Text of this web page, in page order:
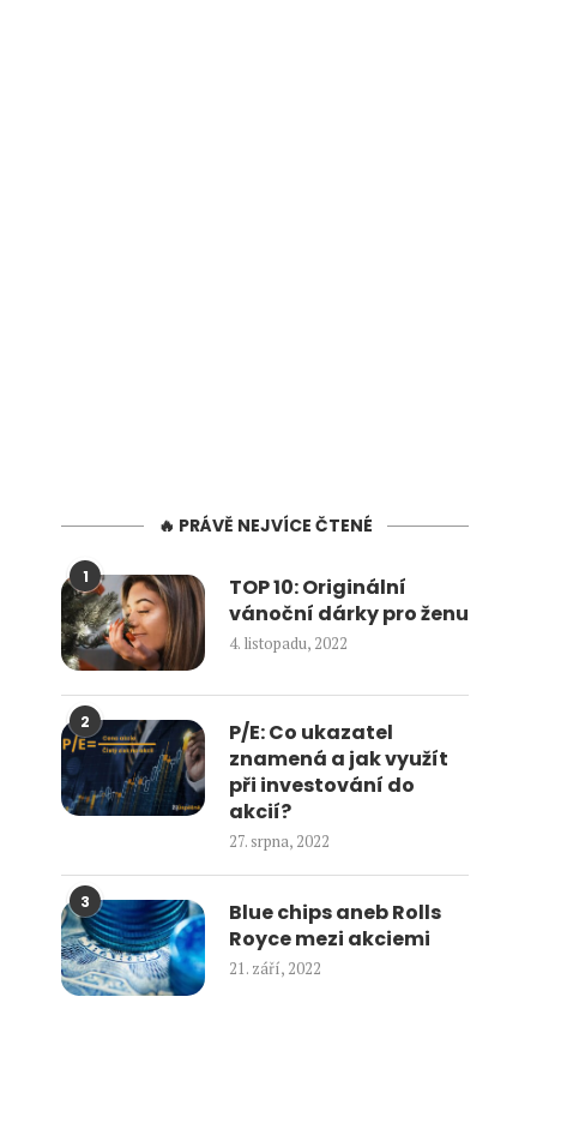
🔥 PRÁVĚ NEJVÍCE ČTENÉ
1
TOP 10: Originální
vánoční dárky pro ženu
4. listopadu, 2022
2
P/E: Co ukazatel
znamená a jak využít
při investování do
akcií?
27. srpna, 2022
3
Blue chips aneb Rolls
Royce mezi akciemi
21. září, 2022